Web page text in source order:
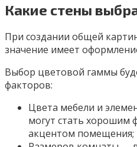
Какие стены
При создании общей
значение имеет
Выбор цветовой гаммы
факторов:
Цвета мебели и
могут стать хорошим
акцентом помещения;